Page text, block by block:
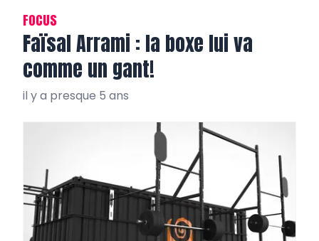
FOCUS
Faïsal Arrami : la boxe lui va
comme un gant!
il y a presque 5 ans